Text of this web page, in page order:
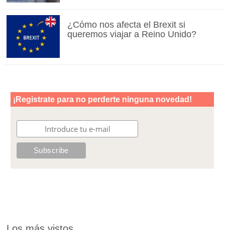
¿Cómo nos afecta el Brexit si
queremos viajar a Reino Unido?